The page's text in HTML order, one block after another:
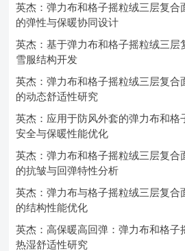
英杰：弹力布和格子摇粒绒三层复合
的弹性与保暖协同设计
英杰：基于弹力布和格子摇粒绒三层
雪服结构开发
英杰：弹力布和格子摇粒绒三层复合
的动态舒适性研究
英杰：应用于防风外套的弹力布和格
安全与保暖性能优化
英杰：弹力布和格子摇粒绒三层复合
的抗皱与回弹特性分析
英杰：弹力布与格子摇粒绒三层复合
的结构性能优化
英杰：高保暖高回弹：弹力布和格子
热湿舒适性研究